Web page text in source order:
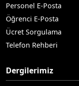
Personel E-Posta
Öğrenci E-Posta
Ücret Sorgulama
Telefon Rehberi
Dergilerimiz